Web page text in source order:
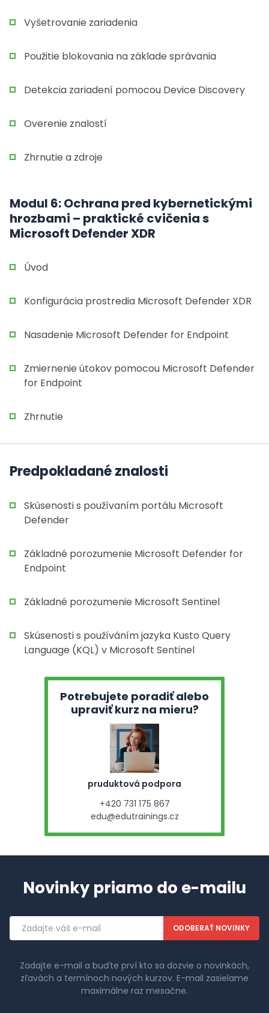
Vyšetrovanie zariadenia
Použitie blokovania na základe správania
Detekcia zariadení pomocou Device Discovery
Overenie znalostí
Zhrnutie a zdroje
Modul 6: Ochrana pred kybernetickými
hrozbami – praktické cvičenia s
Microsoft Defender XDR
Úvod
Konfigurácia prostredia Microsoft Defender XDR
Nasadenie Microsoft Defender for Endpoint
Zmiernenie útokov pomocou Microsoft Defender
for Endpoint
Zhrnutie
Predpokladané znalosti
Skúsenosti s používaním portálu Microsoft
Defender
Základné porozumenie Microsoft Defender for
Endpoint
Základné porozumenie Microsoft Sentinel
Skúsenosti s používáním jazyka Kusto Query
Language (KQL) v Microsoft Sentinel
Potrebujete poradiť alebo
upraviť kurz na mieru?
pruduktová podpora
+420 731 175 867
edu@edutrainings.cz
Novinky priamo do e-mailu
Emailová
adresa
Zadajte e-mail a buďte prví kto sa dozvie o novinkách,
zľavách a termínoch nových kurzov. E-mail zasielame
maximálne raz mesačne.